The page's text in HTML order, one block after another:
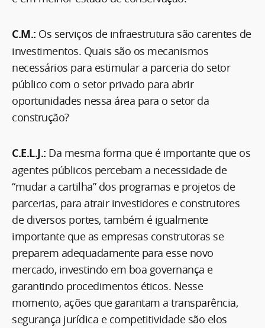
C.M.: Os serviços de infraestrutura são carentes de
investimentos. Quais são os mecanismos
necessários para estimular a parceria do setor
público com o setor privado para abrir
oportunidades nessa área para o setor da
construção?
C.E.L.J.: Da mesma forma que é importante que os
agentes públicos percebam a necessidade de
“mudar a cartilha” dos programas e projetos de
parcerias, para atrair investidores e construtores
de diversos portes, também é igualmente
importante que as empresas construtoras se
preparem adequadamente para esse novo
mercado, investindo em boa governança e
garantindo procedimentos éticos. Nesse
momento, ações que garantam a transparência,
segurança jurídica e competitividade são elos